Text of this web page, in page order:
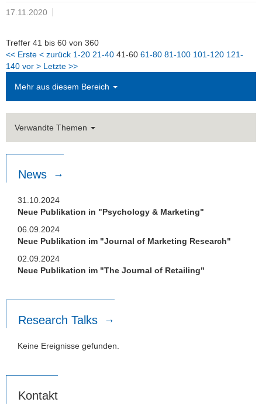
17.11.2020
Treffer 41 bis 60 von 360
<< Erste < zurück 1-20 21-40 41-60 61-80 81-100 101-120 121-
140 vor > Letzte >>
Mehr aus diesem Bereich
Verwandte Themen
News
31.10.2024
Neue Publikation in "Psychology & Marketing"
06.09.2024
Neue Publikation im "Journal of Marketing Research"
02.09.2024
Neue Publikation im "The Journal of Retailing"
Research Talks
Keine Ereignisse gefunden.
Kontakt